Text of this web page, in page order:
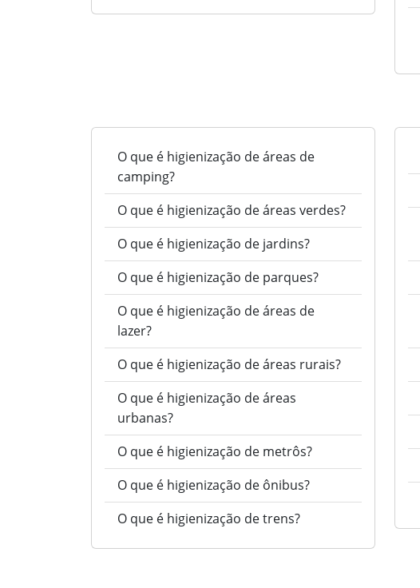
O que é higienização de áreas de
camping?
O que é higienização de áreas verdes?
O que é higienização de jardins?
O que é higienização de parques?
O que é higienização de áreas de
lazer?
O que é higienização de áreas rurais?
O que é higienização de áreas
urbanas?
O que é higienização de metrôs?
O que é higienização de ônibus?
O que é higienização de trens?